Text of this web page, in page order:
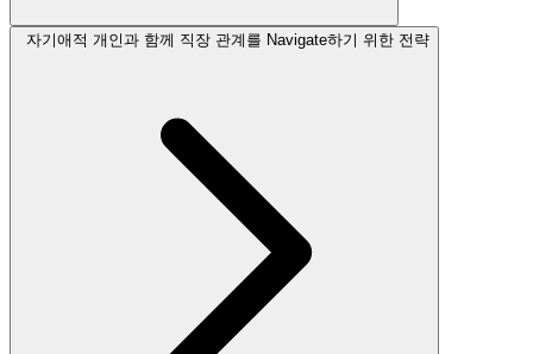
자기애적 개인과 함께 직장 관계를 Navigate하기 위한 전략